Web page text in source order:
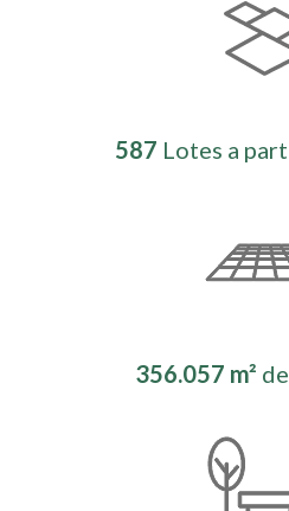
587 Lotes a
356.057 m²